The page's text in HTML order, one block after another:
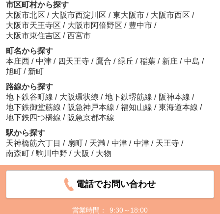
市区町村から探す
大阪市北区 / 大阪市西淀川区 / 東大阪市 / 大阪市西区 /
大阪市天王寺区 / 大阪市阿倍野区 / 豊中市 /
大阪市東住吉区 / 西宮市
町名から探す
本庄西 / 中津 / 四天王寺 / 鷹合 / 緑丘 / 稲葉 / 新庄 / 中島 /
旭町 / 新町
路線から探す
地下鉄谷町線 / 大阪環状線 / 地下鉄堺筋線 / 阪神本線 /
地下鉄御堂筋線 / 阪急神戸本線 / 福知山線 / 東海道本線 /
地下鉄四つ橋線 / 阪急京都本線
駅から探す
天神橋筋六丁目 / 扇町 / 天満 / 中津 / 中津 / 天王寺 /
南森町 / 駒川中野 / 大阪 / 大物
電話でお問い合わせ
営業時間： 9:30～18:00